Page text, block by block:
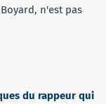
n'est pas
du rappeur qui